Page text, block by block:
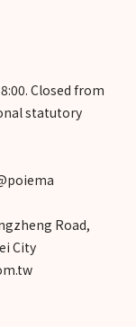
日日享受舒適生活
杉杉｜過敏毛孩家
氣味一次解決梅根
｜不想多花冤
仙女｜多毛家庭適
異味艾莉絲｜過敏
Closed from
statutory
Road,
City